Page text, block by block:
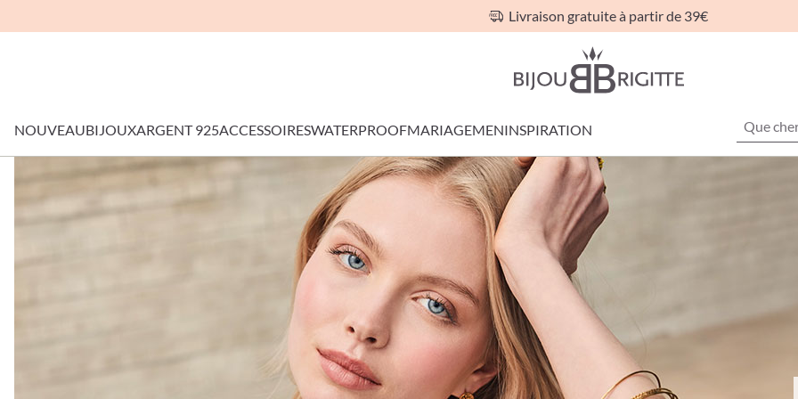
Livraison gratuite à partir de 39€
NOUVEAUBIJOUXARGENT 925ACCESSOIRESWATERPROOFMARIAGEMENINSPIRATION